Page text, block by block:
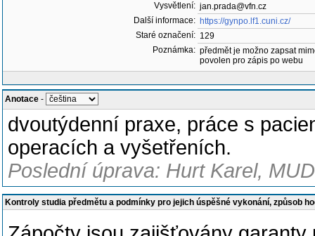
Vysvětlení: jan.prada@vfn.cz
Další informace: https://gynpo.lf1.cuni.cz/
Staré označení: 129
Poznámka: předmět je možno zapsat
povolen pro zápis po webu
Anotace -
dvoutýdenní praxe, práce s
operacích a vyšetřeních.
Poslední úprava: Hurt Karel,
Kontroly studia předmětu a podmínky pro jejich úspěšné vykonání, způsob